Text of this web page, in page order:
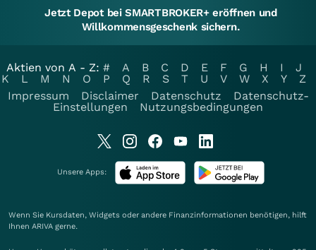
Jetzt Depot bei SMARTBROKER+ eröffnen und
Willkommensgeschenk sichern.
Aktien von A - Z: # A B C D E F G H I
J
K
L M N O P Q R S T U V W X Y
Z
Impressum
Disclaimer Datenschutz
Datenschutz-
Einstellungen
Nutzungsbedingungen
Unsere Apps:
Wenn Sie Kursdaten, Widgets oder andere Finanzinformationen benötigen, hilft
Ihnen ARIVA gerne.